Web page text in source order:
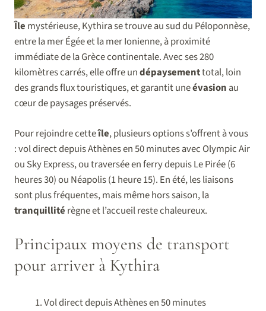
Île mystérieuse, Kythira se trouve au sud du Péloponnèse,
entre la mer Égée et la mer Ionienne, à proximité
immédiate de la Grèce continentale. Avec ses 280
kilomètres carrés, elle offre undépaysementtotal, loin
des grands flux touristiques, et garantit uneévasion au
cœur de paysages préservés.
Pour rejoindre cetteîle, plusieurs options s’offrent à vous
: vol direct depuis Athènes en 50 minutes avec Olympic Air
ou Sky Express, ou traversée en ferry depuis Le Pirée (6
heures 30) ou Néapolis (1 heure 15). En été, les liaisons
sont plus fréquentes, mais même hors saison, la
tranquillité règne et l’accueil reste chaleureux.
Principaux moyens de transport
pour arriver à Kythira
Vol direct depuis Athènes en 50 minutes